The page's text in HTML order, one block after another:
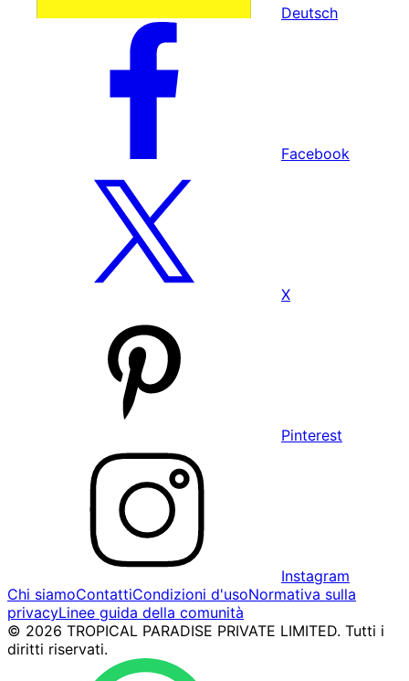
Deutsch
Facebook
X
Pinterest
Instagram
Chi siamoContattiCondizioni d'usoNormativa sulla
privacyLinee guida della comunità
© 2026 TROPICAL PARADISE PRIVATE LIMITED. Tutti i
diritti riservati.